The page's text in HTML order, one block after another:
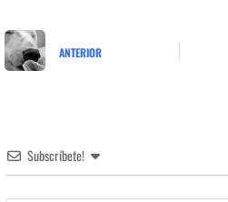
ANTERIOR
Subscríbete!